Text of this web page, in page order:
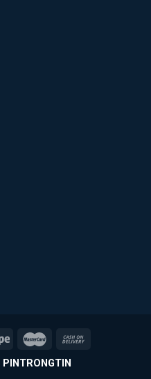
PINTRONGTIN